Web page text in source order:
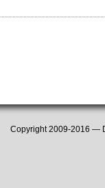
Copyright 2009-2016 —